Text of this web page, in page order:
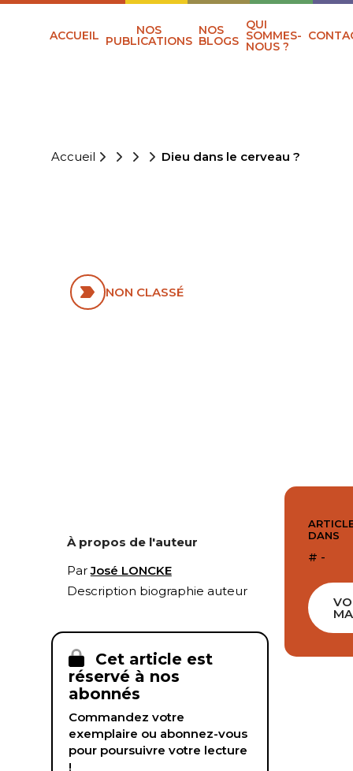
ACCUEIL NOS
PUBLICATIONS
NOS
BLOGS
QUI
SOMMES-
NOUS ?
Accueil Dieu dans le cerveau ?
NON CLASSÉ
À propos de l'auteur
ParJosé LONCKE
Description biographie auteur
Cet article est
réservé à nos
abonnés
Commandez votre
exemplaire ou abonnez-vous
pour poursuivre votre lecture
!
DANS
# -